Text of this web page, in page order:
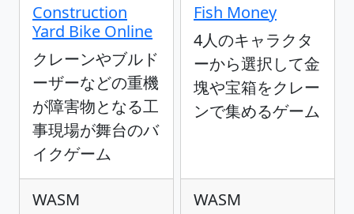
Construction
Yard Bike Online
クレーンやブルド
ーザーなどの重機
が障害物となる工
事現場が舞台のバ
イクゲーム
WASM
Fish Money
4人のキャラクタ
ーから選択して金
塊や宝箱をクレー
ンで集めるゲーム
WASM